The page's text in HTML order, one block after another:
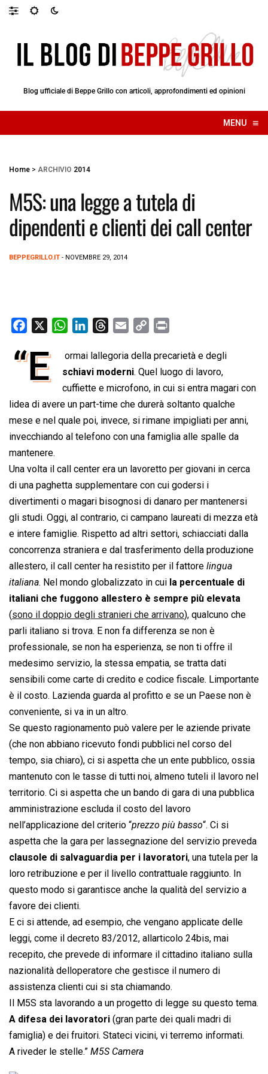
Blog ufficiale di Beppe Grillo con articoli, approfondimenti ed opinioni
MENU ≡
☰
Home > ARCHIVIO 2014
M5S: una legge a tutela di
dipendenti e clienti dei call center
BEPPEGRILLO.IT - NOVEMBRE 29, 2014
c
o
o
k
W
a
t
s
A
p
p
n
k
e
d
I
n
r
e
a
d
s
a
i
l
p
y
L
i
n
k
i
n
t
“E
 ormai lallegoria della precarietà e degli
schiavi moderni. Quel luogo di lavoro,
cuffiette e microfono, in cui si entra magari con
lidea di avere un part-time che durerà soltanto qualche
mese e nel quale poi, invece, si rimane impigliati per anni,
invecchiando al telefono con una famiglia alle spalle da
mantenere.
Una volta il call center era un lavoretto per giovani in cerca
di una paghetta supplementare con cui godersi i
divertimenti o magari bisognosi di danaro per mantenersi
gli studi. Oggi, al contrario, ci campano laureati di mezza età
e intere famiglie. Rispetto ad altri settori, schiacciati dalla
concorrenza straniera e dal trasferimento della produzione
allestero, il call center ha resistito per il fattore  lingua
italiana. Nel mondo globalizzato in cui la percentuale di
italiani che fuggono allestero è sempre più elevata
(sono il doppio degli stranieri che arrivano), qualcuno che
parli italiano si trova. E non fa differenza se non è
professionale, se non ha esperienza, se non ti offre il
medesimo servizio, la stessa empatia, se tratta dati
sensibili come carte di credito e codice fiscale. Limportante
è il costo. Lazienda guarda al profitto e se un Paese non è
conveniente, si va in un altro.
Se questo ragionamento può valere per le aziende private
(che non abbiano ricevuto fondi pubblici nel corso del
tempo, sia chiaro), ci si aspetta che un ente pubblico, ossia
mantenuto con le tasse di tutti noi, almeno tuteli il lavoro nel
territorio. Ci si aspetta che un bando di gara di una pubblica
amministrazione escluda il costo del lavoro
nell’applicazione del criterio “prezzo più basso“. Ci si
aspetta che la gara per lassegnazione del servizio preveda
clausole di salvaguardia per i lavoratori, una tutela per la
loro retribuzione e per il livello contrattuale raggiunto. In
questo modo si garantisce anche la qualità del servizio a
favore dei clienti.
E ci si attende, ad esempio, che vengano applicate delle
leggi, come il decreto 83/2012, allarticolo 24bis, mai
recepito, che prevede di informare il cittadino italiano sulla
nazionalità delloperatore che gestisce il numero di
assistenza clienti cui si sta chiamando.
Il M5S sta lavorando a un progetto di legge su questo tema.
A difesa dei lavoratori (gran parte dei quali madri di
famiglia) e dei fruitori. Stateci vicini, vi terremo informati.
A riveder le stelle.” M5S Camera